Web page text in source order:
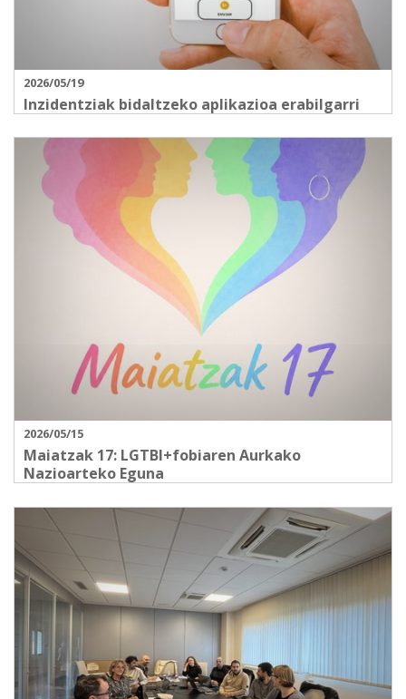
2026/05/19
Inzidentziak bidaltzeko aplikazioa erabilgarri
2026/05/15
Maiatzak 17: LGTBI+fobiaren Aurkako
Nazioarteko Eguna